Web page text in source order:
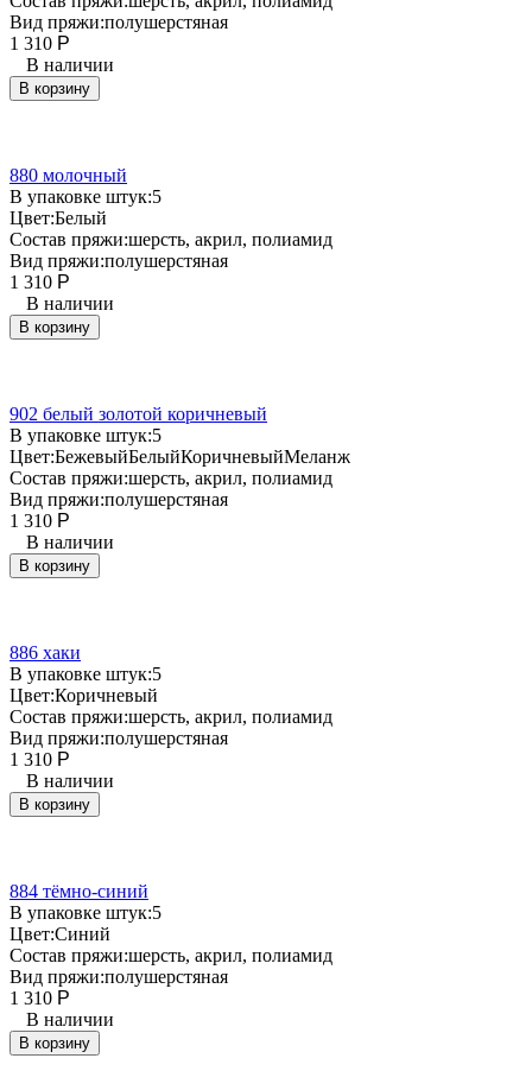
Вид пряжи:полушерстяная
1 310 Р
В наличии
В корзину
880 молочный
В упаковке штук:5
Цвет:Белый
Состав пряжи:шерсть, акрил, полиамид
Вид пряжи:полушерстяная
1 310 Р
В наличии
В корзину
902 белый золотой коричневый
В упаковке штук:5
Цвет:БежевыйБелыйКоричневыйМеланж
Состав пряжи:шерсть, акрил, полиамид
Вид пряжи:полушерстяная
1 310 Р
В наличии
В корзину
886 хаки
В упаковке штук:5
Цвет:Коричневый
Состав пряжи:шерсть, акрил, полиамид
Вид пряжи:полушерстяная
1 310 Р
В наличии
В корзину
884 тёмно-синий
В упаковке штук:5
Цвет:Синий
Состав пряжи:шерсть, акрил, полиамид
Вид пряжи:полушерстяная
1 310 Р
В наличии
В корзину